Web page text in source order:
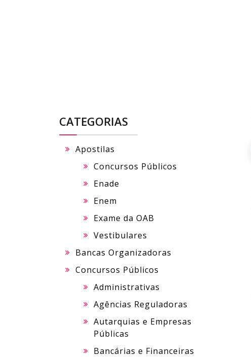
CATEGORIAS
Apostilas
Concursos Públicos
Enade
Enem
Exame da OAB
Vestibulares
Bancas Organizadoras
Concursos Públicos
Administrativas
Agências Reguladoras
Autarquias e Empresas
Públicas
Bancárias e Financeiras